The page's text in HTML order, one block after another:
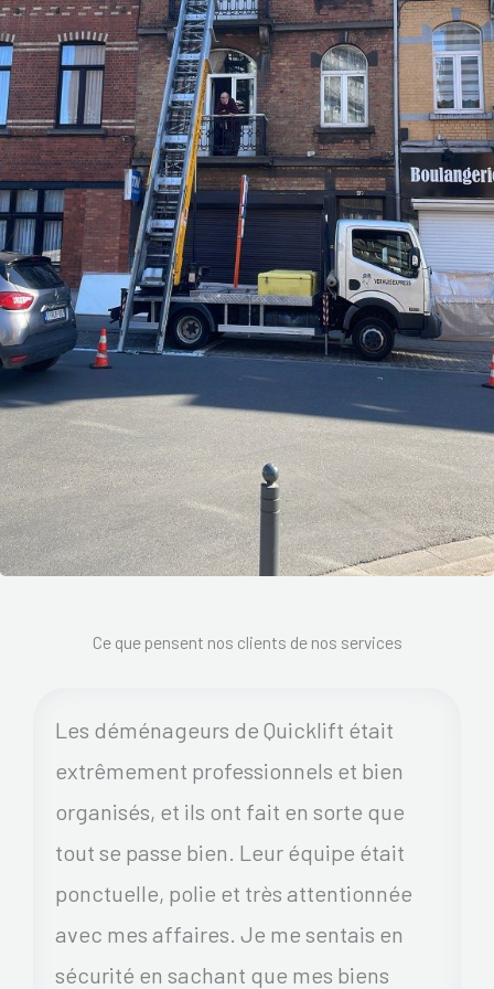
Ce que pensent nos clients de nos services
Les déménageurs de Quicklift était
extrêmement professionnels et bien
organisés, et ils ont fait en sorte que
tout se passe bien. Leur équipe était
ponctuelle, polie et très attentionnée
avec mes affaires. Je me sentais en
sécurité en sachant que mes biens